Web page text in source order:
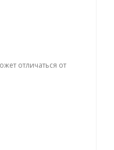
отличаться от